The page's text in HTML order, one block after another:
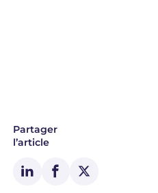
Partager
l’article